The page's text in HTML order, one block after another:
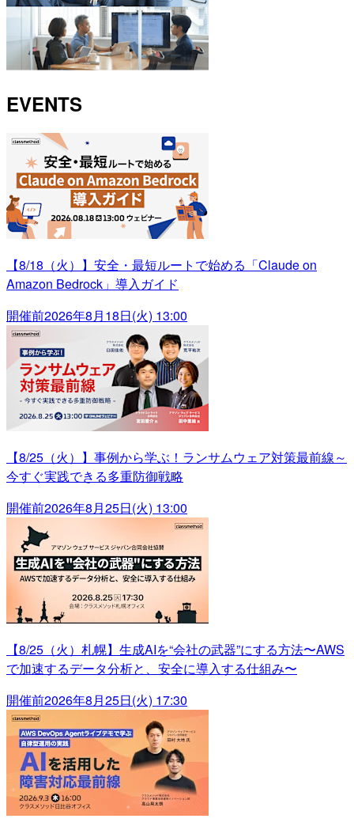
EVENTS
【8/18（火）】安全・最短ルートで始める「Claude on
Amazon Bedrock」導入ガイド
開催前2026年8月18日(火) 13:00
【8/25（火）】事例から学ぶ！ランサムウェア対策最前線～
今すぐ実践できる多重防御戦略
開催前2026年8月25日(火) 13:00
【8/25（火）札幌】生成AIを“会社の武器”にする方法〜AWS
で加速するデータ分析と、安全に導入する仕組み〜
開催前2026年8月25日(火) 17:30